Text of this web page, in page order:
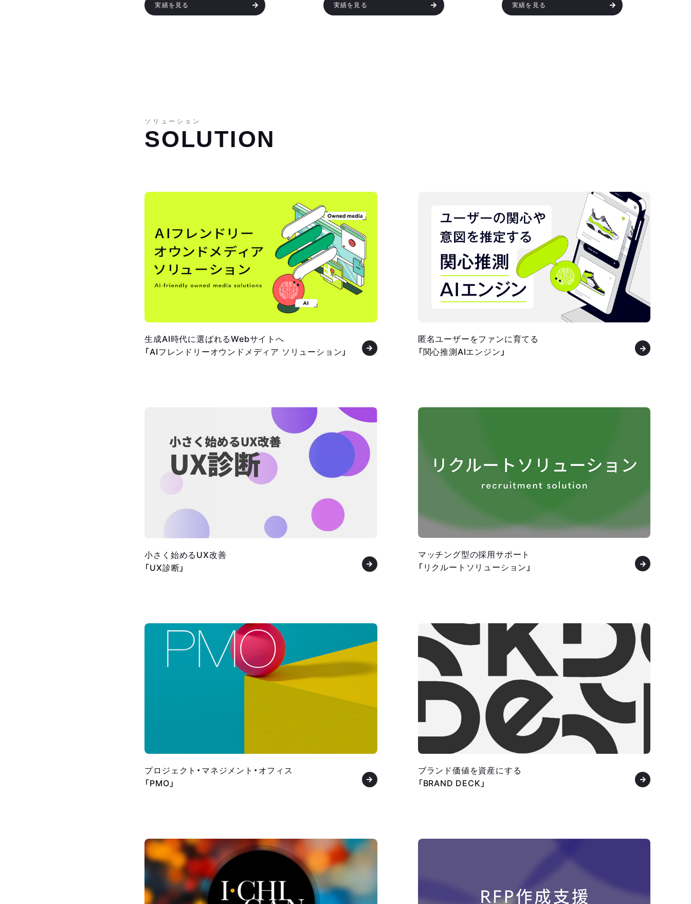
実績を見る 実績を見る 実績を見る
ソリューション
SOLUTION
生成AI時代に選ばれるWebサイトへ
「AIフレンドリーオウンドメディア ソリューション」
匿名ユーザーをファンに育てる
「関心推測AIエンジン」
小さく始めるUX改善
「UX診断」
マッチング型の採用サポート
「リクルートソリューション」
プロジェクト・マネジメント・オフィス
「PMO」
ブランド価値を資産にする
「BRAND DECK」